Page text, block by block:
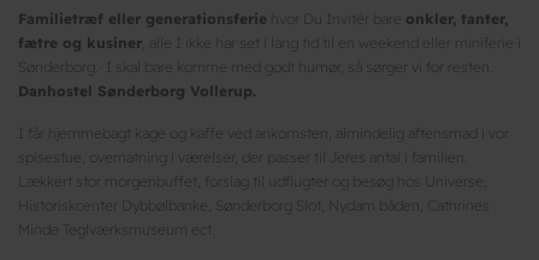
Familietræf eller generationsferie hvor Du Invitér bare onkler, tanter,
fætre og kusiner , alle I ikke har set i lang tid til en weekend eller miniferie i
Sønderborg. I skal bare komme med godt humør, så sørger vi for resten.
Danhostel Sønderborg Vollerup.
I får hjemmebagt kage og kaffe ved ankomsten, almindelig aftensmad i vor
spisestue, overnatning i værelser, der passer til Jeres antal i familien.
Lækkert stor morgenbuffet, forslag til udflugter og besøg hos Universe,
Historiskcenter Dybbølbanke, Sønderborg Slot, Nydam båden, Cathrines
Minde Teglværksmuseum ect.